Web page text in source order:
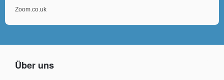
Zoom.co.uk
Über uns